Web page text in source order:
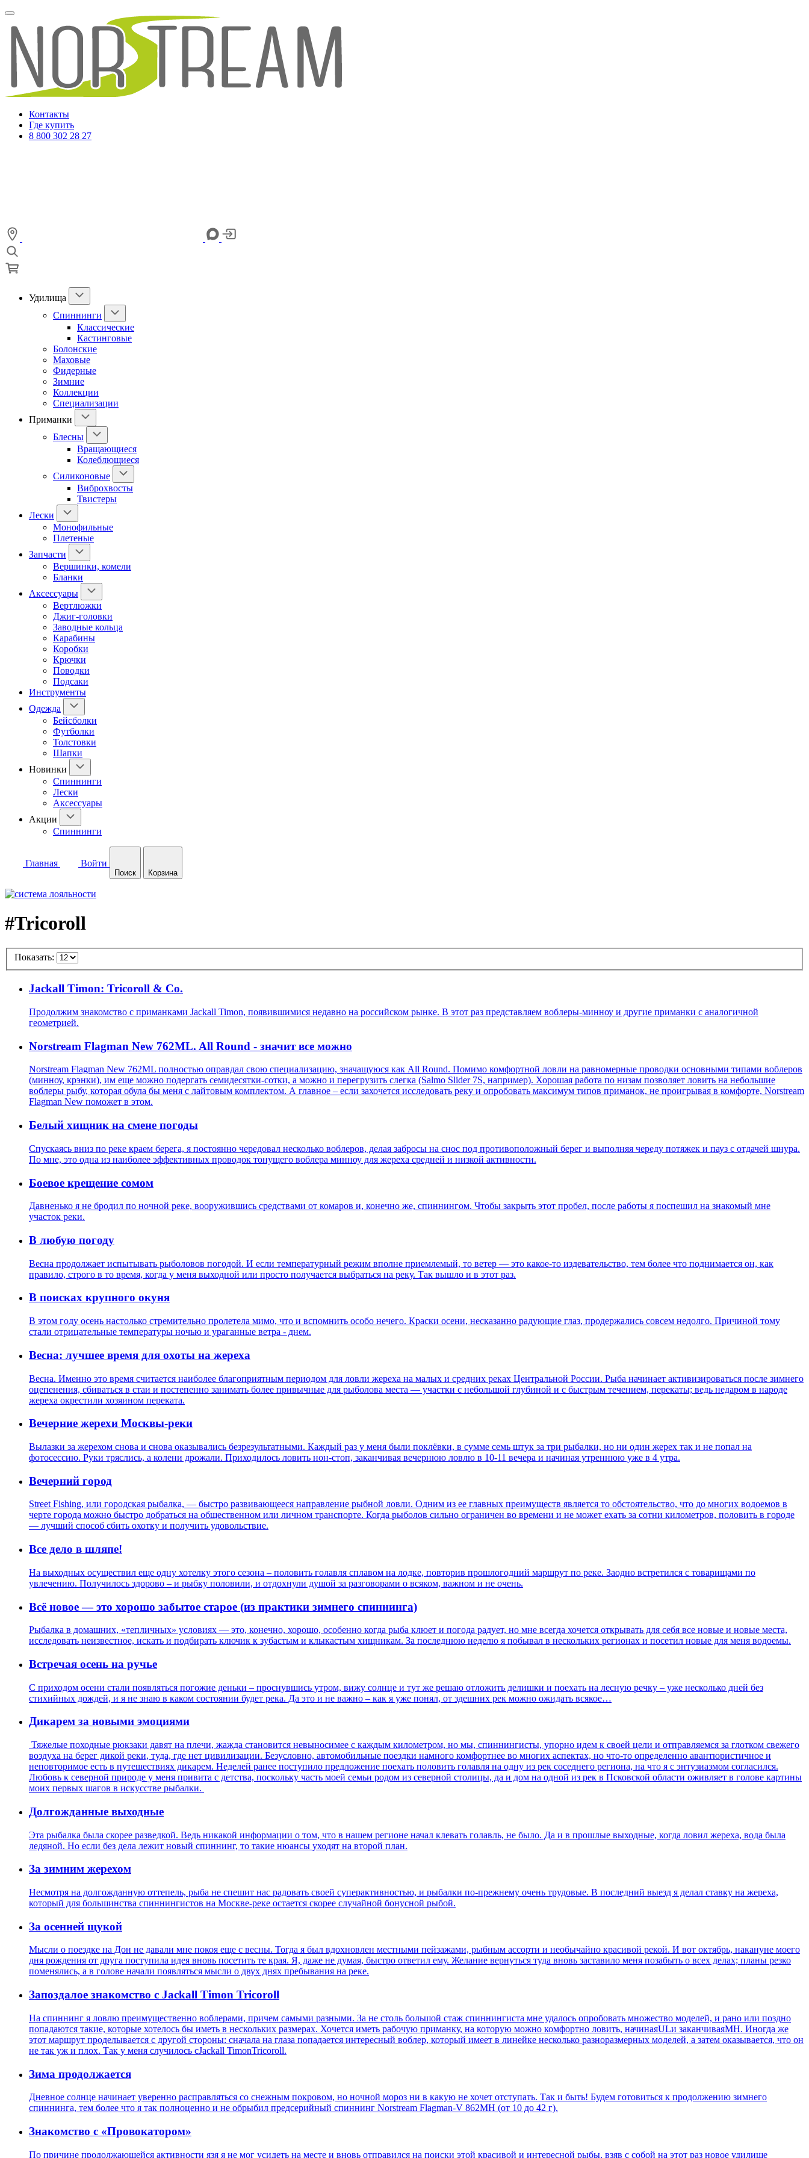
Контакты
Где купить
8 800 302 28 27
Удилища
Спиннинги
Классические
Кастинговые
Болонские
Маховые
Фидерные
Зимние
Коллекции
Специализации
Приманки
Блесны
Вращающиеся
Колеблющиеся
Силиконовые
Виброхвосты
Твистеры
Лески
Монофильные
Плетеные
Запчасти
Вершинки, комели
Бланки
Аксессуары
Вертлюжки
Джиг-головки
Заводные кольца
Карабины
Коробки
Крючки
Поводки
Подсаки
Инструменты
Одежда
Бейсболки
Футболки
Толстовки
Шапки
Новинки
Спиннинги
Лески
Аксессуары
Акции
Спиннинги
Главная Войти
Поиск Корзина
#Tricoroll
Показать:
Jackall Timon: Tricoroll & Co.
Продолжим знакомство с приманками Jackall Timon, появившимися недавно на российском рынке. В этот раз представляем воблеры-минноу и другие приманки с аналогичной
геометрией.
Norstream Flagman New 762ML. All Round - значит все можно
Norstream Flagman New 762ML полностью оправдал свою специализацию, значащуюся как All Round. Помимо комфортной ловли на равномерные проводки основными типами воблеров
(минноу, крэнки), им еще можно подергать семидесятки-сотки, а можно и перегрузить слегка (Salmo Slider 7S, например). Хорошая работа по низам позволяет ловить на небольшие
воблеры рыбу, которая обула бы меня с лайтовым комплектом. А главное – если захочется исследовать реку и опробовать максимум типов приманок, не проигрывая в комфорте, Norstream
Flagman New поможет в этом.
Белый хищник на смене погоды
Спускаясь вниз по реке краем берега, я постоянно чередовал несколько воблеров, делая забросы на снос под противоположный берег и выполняя череду потяжек и пауз с отдачей шнура.
По мне, это одна из наиболее эффективных проводок тонущего воблера минноу для жереха средней и низкой активности.
Боевое крещение сомом
Давненько я не бродил по ночной реке, вооружившись средствами от комаров и, конечно же, спиннингом. Чтобы закрыть этот пробел, после работы я поспешил на знакомый мне
участок реки.
В любую погоду
Весна продолжает испытывать рыболовов погодой. И если температурный режим вполне приемлемый, то ветер — это какое-то издевательство, тем более что поднимается он, как
правило, строго в то время, когда у меня выходной или просто получается выбраться на реку. Так вышло и в этот раз.
В поисках крупного окуня
В этом году осень настолько стремительно пролетела мимо, что и вспомнить особо нечего. Краски осени, несказанно радующие глаз, продержались совсем недолго. Причиной тому
стали отрицательные температуры ночью и ураганные ветра - днем.
Весна: лучшее время для охоты на жереха
Весна. Именно это время считается наиболее благоприятным периодом для ловли жереха на малых и средних реках Центральной России. Рыба начинает активизироваться после зимнего
оцепенения, сбиваться в стаи и постепенно занимать более привычные для рыболова места — участки с небольшой глубиной и с быстрым течением, перекаты; ведь недаром в народе
жереха окрестили хозяином переката.
Вечерние жерехи Москвы-реки
Вылазки за жерехом снова и снова оказывались безрезультатными. Каждый раз у меня были поклёвки, в сумме семь штук за три рыбалки, но ни один жерех так и не попал на
фотосессию. Руки тряслись, а колени дрожали. Приходилось ловить нон-стоп, заканчивая вечернюю ловлю в 10-11 вечера и начиная утреннюю уже в 4 утра.
Вечерний город
Street Fishing, или городская рыбалка, — быстро развивающееся направление рыбной ловли. Одним из ее главных преимуществ является то обстоятельство, что до многих водоемов в
черте города можно быстро добраться на общественном или личном транспорте. Когда рыболов сильно ограничен во времени и не может ехать за сотни километров, половить в городе
— лучший способ сбить охотку и получить удовольствие.
Все дело в шляпе!
На выходных осуществил еще одну хотелку этого сезона – половить голавля сплавом на лодке, повторив прошлогодний маршрут по реке. Заодно встретился с товарищами по
увлечению. Получилось здорово – и рыбку половили, и отдохнули душой за разговорами о всяком, важном и не очень.
Всё новое — это хорошо забытое старое (из практики зимнего спиннинга)
Рыбалка в домашних, «тепличных» условиях — это, конечно, хорошо, особенно когда рыба клюет и погода радует, но мне всегда хочется открывать для себя все новые и новые места,
исследовать неизвестное, искать и подбирать ключик к зубастым и клыкастым хищникам. За последнюю неделю я побывал в нескольких регионах и посетил новые для меня водоемы.
Встречая осень на ручье
С приходом осени стали появляться погожие деньки – проснувшись утром, вижу солнце и тут же решаю отложить делишки и поехать на лесную речку – уже несколько дней без
стихийных дождей, и я не знаю в каком состоянии будет река. Да это и не важно – как я уже понял, от здешних рек можно ожидать всякое…
Дикарем за новыми эмоциями
Тяжелые походные рюкзаки давят на плечи, жажда становится невыносимее с каждым километром, но мы, спиннингисты, упорно идем к своей цели и отправляемся за глотком свежего
воздуха на берег дикой реки, туда, где нет цивилизации. Безусловно, автомобильные поездки намного комфортнее во многих аспектах, но что-то определенно авантюристичное и
неповторимое есть в путешествиях дикарем. Неделей ранее поступило предложение поехать половить голавля на одну из рек соседнего региона, на что я с энтузиазмом согласился.
Любовь к северной природе у меня привита с детства, поскольку часть моей семьи родом из северной столицы, да и дом на одной из рек в Псковской области оживляет в голове картины
моих первых шагов в искусстве рыбалки.
Долгожданные выходные
Эта рыбалка была скорее разведкой. Ведь никакой информации о том, что в нашем регионе начал клевать голавль, не было. Да и в прошлые выходные, когда ловил жереха, вода была
ледяной. Но если без дела лежит новый спиннинг, то такие нюансы уходят на второй план.
За зимним жерехом
Несмотря на долгожданную оттепель, рыба не спешит нас радовать своей суперактивностью, и рыбалки по-прежнему очень трудовые. В последний выезд я делал ставку на жереха,
который для большинства спиннингистов на Москве-реке остается скорее случайной бонусной рыбой.
За осенней щукой
Мысли о поездке на Дон не давали мне покоя еще с весны. Тогда я был вдохновлен местными пейзажами, рыбным ассорти и необычайно красивой рекой. И вот октябрь, накануне моего
дня рождения от друга поступила идея вновь посетить те края. Я, даже не думая, быстро ответил ему. Желание вернуться туда вновь заставило меня позабыть о всех делах; планы резко
поменялись, а в голове начали появляться мысли о двух днях пребывания на реке.
Запоздалое знакомство с Jackall Timon Tricoroll
На спиннинг я ловлю преимущественно воблерами, причем самыми разными. За не столь большой стаж спиннингиста мне удалось опробовать множество моделей, и рано или поздно
попадаются такие, которые хотелось бы иметь в нескольких размерах. Хочется иметь рабочую приманку, на которую можно комфортно ловить, начинаяULи заканчиваяMH. Иногда же
этот маршрут проделывается с другой стороны: сначала на глаза попадается интересный воблер, который имеет в линейке несколько разноразмерных моделей, а затем оказывается, что он
не так уж и плох. Так у меня случилось сJackall TimonTricoroll.
Зима продолжается
Дневное солнце начинает уверенно расправляться со снежным покровом, но ночной мороз ни в какую не хочет отступать. Так и быть! Будем готовиться к продолжению зимнего
спиннинга, тем более что я так полноценно и не обрыбил предсерийный спиннинг Norstream Flagman-V 862MH (от 10 до 42 г).
Знакомство с «Провокатором»
По причине продолжающейся активности язя я не мог усидеть на месте и вновь отправился на поиски этой красивой и интересной рыбы, взяв с собой на этот раз новое удилище